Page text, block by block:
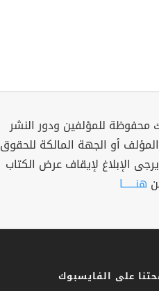
محفوظة للمؤلفين ودور النشر
أو الجهة المالكة للحقوق
الإبلاغ لإيقاف عرض الكتاب
هنــــــا
على الفايسبوك